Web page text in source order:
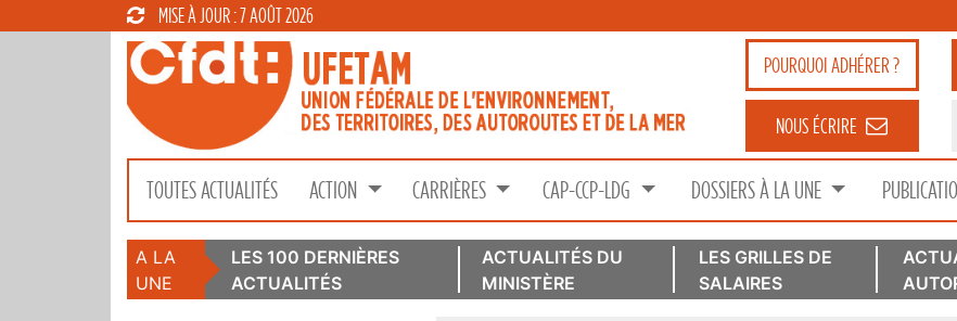
MISE À JOUR : 7 AOÛT 2026
POURQUOIADHÉRER ?
NOUS ÉCRIRE
TOUTES ACTUALITÉS ACTION CARRIÈRES CAP-CCP-LDG DOSSIERS À LA UNE
A LA
UNE
LES 100 DERNIÈRES
ACTUALITÉS
ACTUALITÉS DU
MINISTÈRE
LES GRILLES DE
SALAIRES